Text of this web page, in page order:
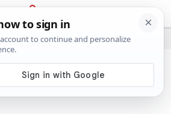
PRIJAVA